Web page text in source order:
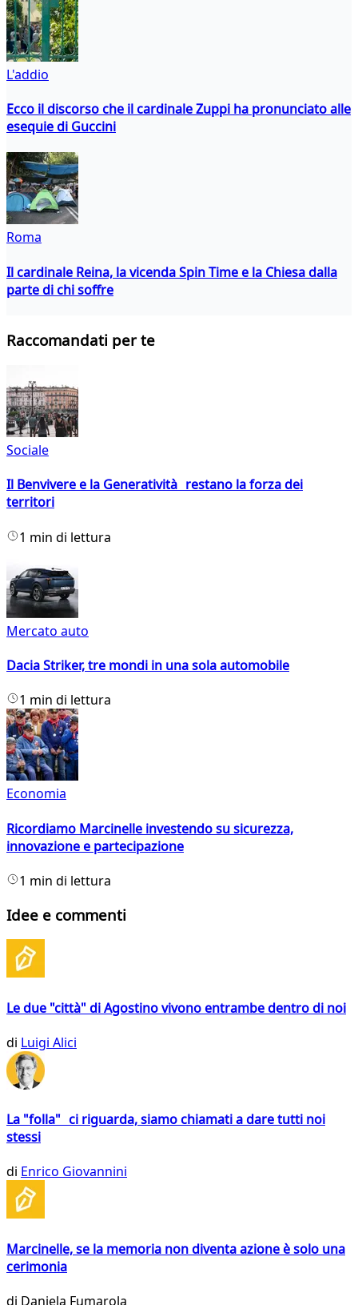
L'addio
Ecco il discorso che il cardinale Zuppi ha pronunciato alle
esequie di Guccini
Roma
Il cardinale Reina, la vicenda Spin Time e la Chiesa dalla
parte di chi soffre
Raccomandati per te
Sociale
Il Benvivere e la Generatività restano la forza dei
territori
1 min di lettura
Mercato auto
Dacia Striker, tre mondi in una sola automobile
1 min di lettura
Economia
Ricordiamo Marcinelle investendo su sicurezza,
innovazione e partecipazione
1 min di lettura
Idee e commenti
Le due "città" di Agostino vivono entrambe dentro di noi
di Luigi Alici
La "folla" ci riguarda, siamo chiamati a dare tutti noi
stessi
di Enrico Giovannini
Marcinelle, se la memoria non diventa azione è solo una
cerimonia
di Daniela Fumarola